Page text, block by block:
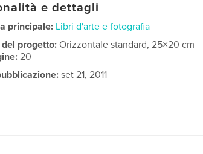
e dettagli
principale: Libri d'arte e fotografia
del progetto:Orizzontale standard, 25×20 cm
20
set 21, 2011